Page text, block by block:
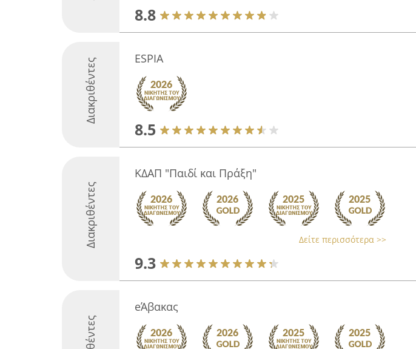
8.8
Διακριθέντες ESPIA
8.5
Διακριθέντες
ΚΔΑΠ "Παιδί και Πράξη"
Δείτε περισσότερα >>
9.3
eΆβακας